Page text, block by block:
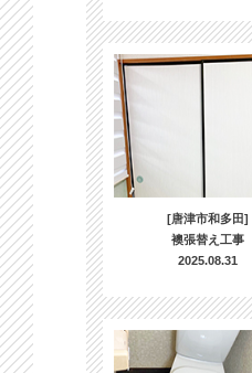
[唐津市和多田]
襖張替え工事
2025.08.31